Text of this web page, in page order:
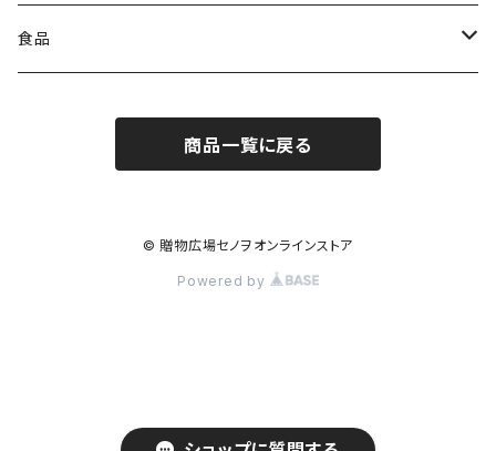
和表紙 高雅
グルメ専用 彩璃（いろり）
出産お祝い専用 のびのびBaby
揖保乃糸
但馬牛レストラン トッポジージョ
食品
瓶詰・缶詰・レトルト
商品一覧に戻る
© 贈物広場セノヲオンラインストア
Powered by